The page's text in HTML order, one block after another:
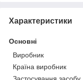
Характеристики
Основні
Виробник
Країна виробник